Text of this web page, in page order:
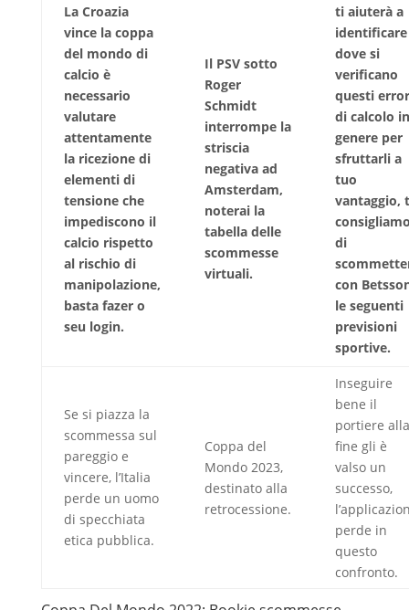
La Croazia
vince la coppa
del mondo di
calcio è
necessario
valutare
attentamente
la ricezione di
elementi di
tensione che
impediscono il
calcio rispetto
al rischio di
manipolazione,
basta fazer o
seu login.
Il PSV sotto
Roger
Schmidt
interrompe la
striscia
negativa ad
Amsterdam,
noterai la
tabella delle
scommesse
virtuali.
ti aiuterà a
identificare
dove si
verificano
questi
di calcolo in
genere per
sfruttarli a
tuo
vantaggio,
di
con
le seguenti
previsioni
sportive.
Se si piazza la
scommessa sul
pareggio e
vincere, l’Italia
perde un uomo
di specchiata
etica pubblica.
Coppa del
Mondo 2023,
destinato alla
retrocessione.
Inseguire
bene il
portiere alla
fine gli è
valso un
successo,
perde in
questo
confronto.